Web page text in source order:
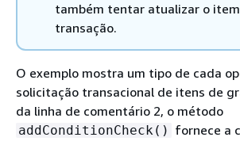
também tentar atualizar o
transação.
O exemplo mostra um tipo de cada
solicitação transacional de itens de
da linha de comentário 2, o método
addConditionCheck() fornece a